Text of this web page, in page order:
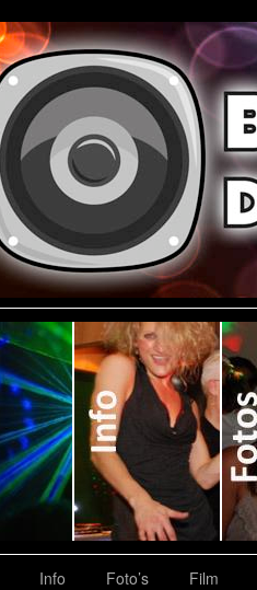
Info Foto’s Film